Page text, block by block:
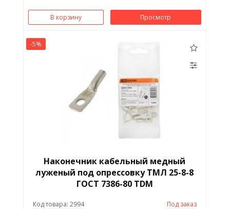
В корзину Просмотр
-5%
Наконечник кабельный медный
луженый под опрессовку ТМЛ 25-8-8
ГОСТ 7386-80 TDM
Код товара: 2994 Под заказ